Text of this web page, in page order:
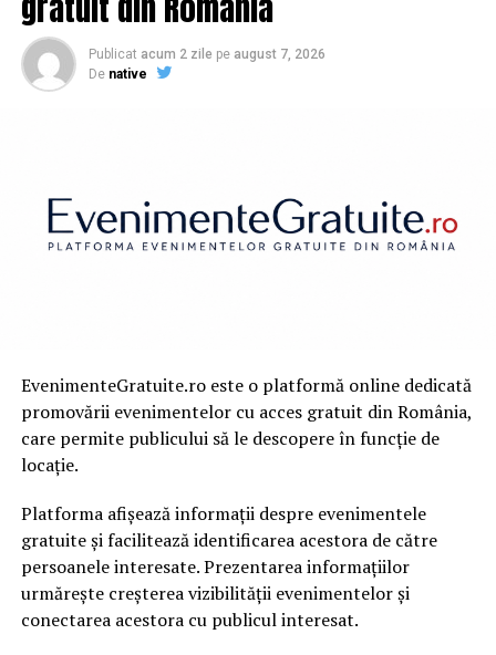
Un om de afaceri a primit o amendă de circulație de
54.000 de euro | Capitala24
Publicat acum 2 zile pe august 7, 2026
De native
EvenimenteGratuite.ro este o platformă online dedicată
promovării evenimentelor cu acces gratuit din România,
care permite publicului să le descopere în funcție de
locație.
Platforma afișează informații despre evenimentele
gratuite și facilitează identificarea acestora de către
persoanele interesate. Prezentarea informațiilor
urmărește creșterea vizibilității evenimentelor și
conectarea acestora cu publicul interesat.